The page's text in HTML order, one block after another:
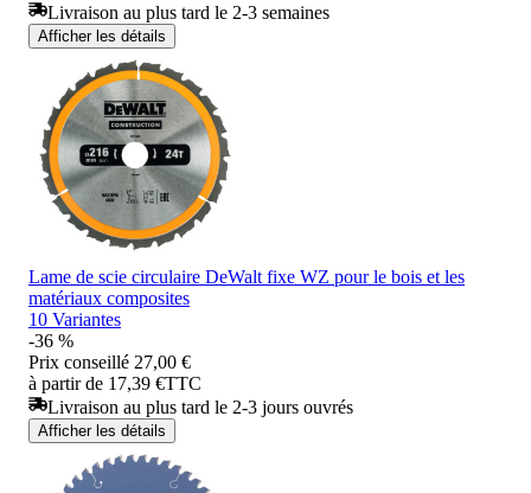
Livraison au plus tard le 2-3 semaines
Afficher les détails
Lame de scie circulaire DeWalt fixe WZ pour le bois et les
matériaux composites
10 Variantes
-36 %
Prix conseillé 27,00 €
à partir de 17,39 €TTC
Livraison au plus tard le 2-3 jours ouvrés
Afficher les détails